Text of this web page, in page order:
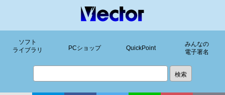
ソフト
ライブラリ
PCショップ QuickPoint
みんなの
電子署名